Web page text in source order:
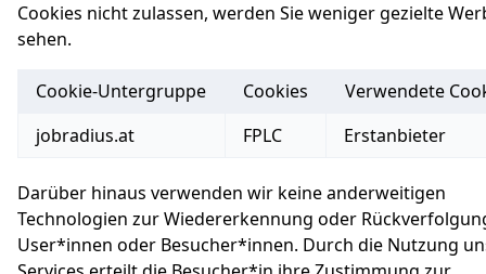
Cookies nicht zulassen, werden Sie weniger gezielte
sehen.
Marketing
Cookie-Untergruppe Cookies
Verwendete
jobradius.at
FPLC Erstanbieter
Darüber hinaus verwenden wir keine anderweitigen
Technologien zur Wiedererkennung oder
User*innen oder Besucher*innen. Durch die Nutzung